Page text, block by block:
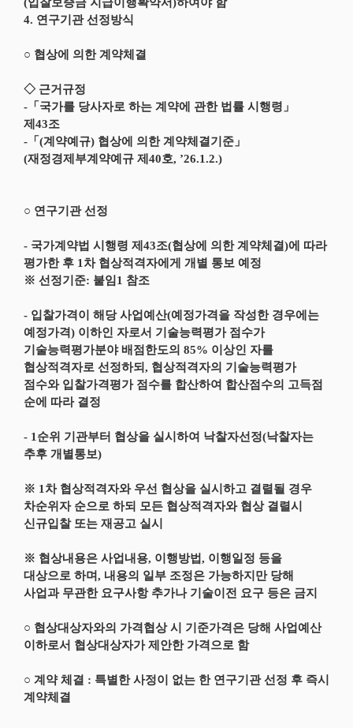
4. 연구기관 선정방식
○ 협상에 의한 계약체결
◇ 근거규정
-「국가를 당사자로 하는 계약에 관한 법률 시행령」
제43조
-「(계약예규) 협상에 의한 계약체결기준」
(재정경제부계약예규 제40호, ’26.1.2.)
○ 연구기관 선정
- 국가계약법 시행령 제43조(협상에 의한 계약체결)에 따라
평가한 후 1차 협상적격자에게 개별 통보 예정
※ 선정기준: 붙임1 참조
- 입찰가격이 해당 사업예산(예정가격을 작성한 경우에는
예정가격) 이하인 자로서 기술능력평가 점수가
기술능력평가분야 배점한도의 85% 이상인 자를
협상적격자로 선정하되, 협상적격자의 기술능력평가
점수와 입찰가격평가 점수를 합산하여 합산점수의 고득점
순에 따라 결정
- 1순위 기관부터 협상을 실시하여 낙찰자선정(낙찰자는
추후 개별통보)
※ 1차 협상적격자와 우선 협상을 실시하고 결렬될 경우
차순위자 순으로 하되 모든 협상적격자와 협상 결렬시
신규입찰 또는 재공고 실시
※ 협상내용은 사업내용, 이행방법, 이행일정 등을
대상으로 하며, 내용의 일부 조정은 가능하지만 당해
사업과 무관한 요구사항 추가나 기술이전 요구 등은 금지
○ 협상대상자와의 가격협상 시 기준가격은 당해 사업예산
이하로서 협상대상자가 제안한 가격으로 함
○ 계약 체결 : 특별한 사정이 없는 한 연구기관 선정 후 즉시
계약체결